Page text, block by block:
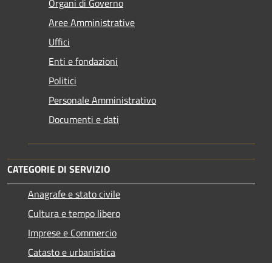
Aree Amministrative
Uffici
Enti e fondazioni
Politici
Personale Amministrativo
Documenti e dati
CATEGORIE DI SERVIZIO
Anagrafe e stato civile
Cultura e tempo libero
Imprese e Commercio
Catasto e urbanistica